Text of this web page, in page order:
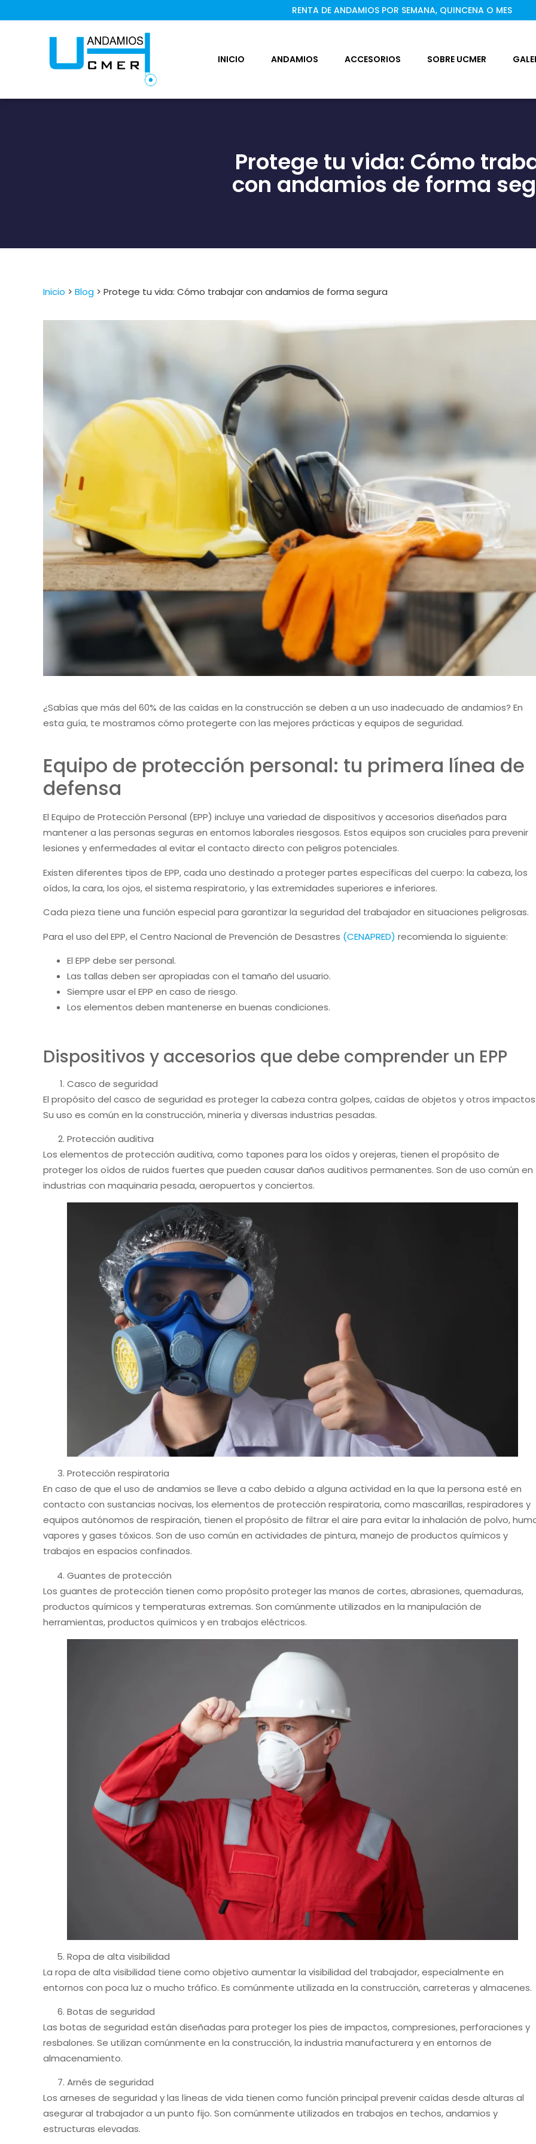
RENTA DE ANDAMIOS POR SEMANA, QUINCENA O MES
INICIO ANDAMIOS ACCESORIOS SOBRE UCMER
Protege tu vida: Cómo
con andamios de forma
Inicio > Blog > Protege tu vida: Cómo trabajar con andamios de forma segura
¿Sabías que más del 60% de las caídas en la construcción se deben a un uso inadecuado de andamios? En
esta guía, te mostramos cómo protegerte con las mejores prácticas y equipos de seguridad.
Equipo de protección personal: tu primera línea de
defensa
El Equipo de Protección Personal (EPP) incluye una variedad de dispositivos y accesorios diseñados para
mantener a las personas seguras en entornos laborales riesgosos. Estos equipos son cruciales para prevenir
lesiones y enfermedades al evitar el contacto directo con peligros potenciales.
Existen diferentes tipos de EPP, cada uno destinado a proteger partes específicas del cuerpo: la cabeza, los
oídos, la cara, los ojos, el sistema respiratorio, y las extremidades superiores e inferiores.
Cada pieza tiene una función especial para garantizar la seguridad del trabajador en situaciones peligrosas.
Para el uso del EPP, el Centro Nacional de Prevención de Desastres (CENAPRED) recomienda lo siguiente:
El EPP debe ser personal.
Las tallas deben ser apropiadas con el tamaño del usuario.
Siempre usar el EPP en caso de riesgo.
Los elementos deben mantenerse en buenas condiciones.
Dispositivos y accesorios que debe comprender un EPP
Casco de seguridad
El propósito del casco de seguridad es proteger la cabeza contra golpes, caídas de objetos y otros
Su uso es común en la construcción, minería y diversas industrias pesadas.
Protección auditiva
Los elementos de protección auditiva, como tapones para los oídos y orejeras, tienen el propósito de
proteger los oídos de ruidos fuertes que pueden causar daños auditivos permanentes. Son de uso común en
industrias con maquinaria pesada, aeropuertos y conciertos.
Protección respiratoria
En caso de que el uso de andamios se lleve a cabo debido a alguna actividad en la que la persona esté en
contacto con sustancias nocivas, los elementos de protección respiratoria, como mascarillas, respiradores y
equipos autónomos de respiración, tienen el propósito de filtrar el aire para evitar la inhalación de polvo,
vapores y gases tóxicos. Son de uso común en actividades de pintura, manejo de productos químicos y
trabajos en espacios confinados.
Guantes de protección
Los guantes de protección tienen como propósito proteger las manos de cortes, abrasiones, quemaduras,
productos químicos y temperaturas extremas. Son comúnmente utilizados en la manipulación de
herramientas, productos químicos y en trabajos eléctricos.
Ropa de alta visibilidad
La ropa de alta visibilidad tiene como objetivo aumentar la visibilidad del trabajador, especialmente en
entornos con poca luz o mucho tráfico. Es comúnmente utilizada en la construcción, carreteras y almacenes.
Botas de seguridad
Las botas de seguridad están diseñadas para proteger los pies de impactos, compresiones, perforaciones y
resbalones. Se utilizan comúnmente en la construcción, la industria manufacturera y en entornos de
almacenamiento.
Arnés de seguridad
Los arneses de seguridad y las líneas de vida tienen como función principal prevenir caídas desde alturas al
asegurar al trabajador a un punto fijo. Son comúnmente utilizados en trabajos en techos, andamios y
estructuras elevadas.